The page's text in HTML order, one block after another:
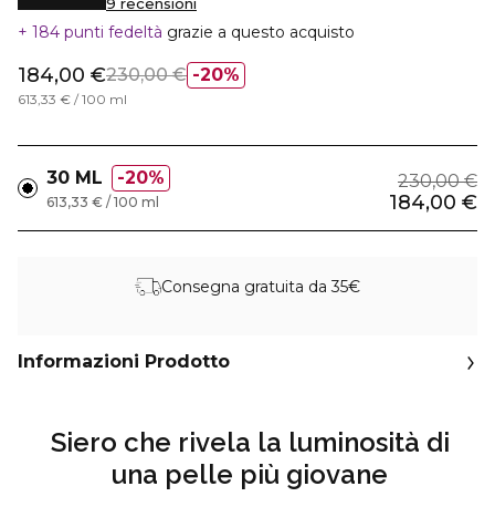
184 punti fedeltà grazie a questo acquisto
20%
184,00 €230,00 €
613,33 € / 100 ml
30 ML 20% 230,00 €
184,00 €
613,33 € / 100 ml
Consegna gratuita da 35€
Informazioni Prodotto
Siero che rivela la luminosità di
una pelle più giovane